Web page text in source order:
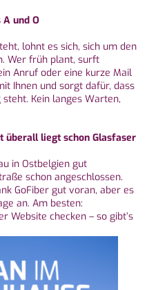
A und O
lohnt es sich, sich um den
Wer früh plant, surft
Anruf oder eine kurze Mail
Ihnen und sorgt dafür, dass
Kein langes Warten,
überall liegt schon Glasfaser
in Ostbelgien gut
schon angeschlossen.
GoFiber gut voran, aber es
an. Am besten:
Website checken – so gibt’s